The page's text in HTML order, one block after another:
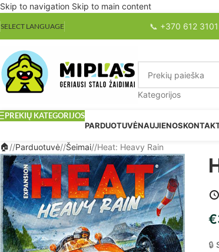
Skip to navigation Skip to main content
SELECT LANGUAGE 📞 +370 612
Kategorijos
PREKIŲ KATEGORIJOS
PARDUOTUVĖNAUJIENOS
/ Parduotuvė/ Šeimai/ Heat: Heavy Rain
€
🔒